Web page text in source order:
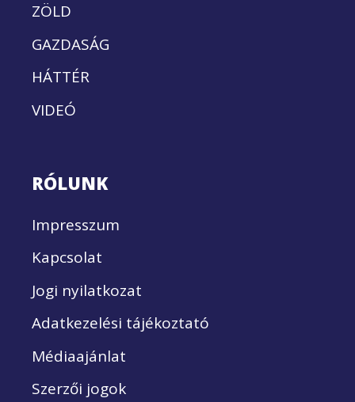
ZÖLD
GAZDASÁG
HÁTTÉR
VIDEÓ
RÓLUNK
Impresszum
Kapcsolat
Jogi nyilatkozat
Adatkezelési tájékoztató
Médiaajánlat
Szerzői jogok